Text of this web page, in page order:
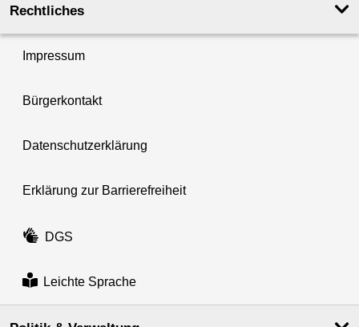
Rechtliches
Impressum
Bürgerkontakt
Datenschutzerklärung
Erklärung zur Barrierefreiheit
DGS
Leichte Sprache